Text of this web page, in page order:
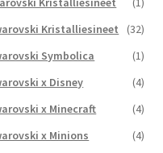
Kristalliesineet
(32)
Symbolica
(1)
x Disney
(4)
x Minecraft
(4)
x Minions
(4)